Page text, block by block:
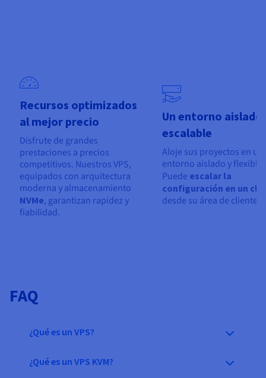
Recursos optimizados
al mejor precio
Disfrute de grandes
prestaciones a precios
competitivos. Nuestros VPS,
equipados con arquitectura
moderna y almacenamiento
NVMe, garantizan rapidez y
fiabilidad.
Un entorno aislado
escalable
Aloje sus proyectos en un
entorno aislado y flexible.
Puede escalar la
configuración en un clic
desde su área de cliente.
FAQ
¿Qué es un VPS?
¿Qué es un VPS KVM?